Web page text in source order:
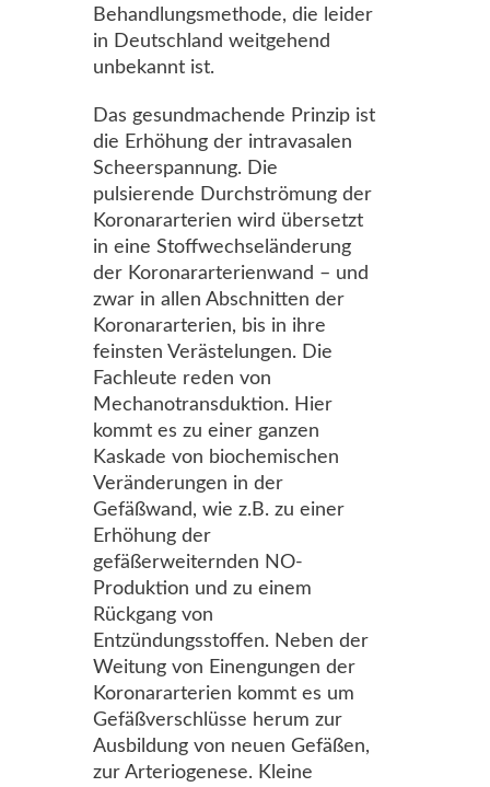
Behandlungsmethode, die leider
in Deutschland weitgehend
unbekannt ist.
Das gesundmachende Prinzip ist
die Erhöhung der intravasalen
Scheerspannung. Die
pulsierende Durchströmung der
Koronararterien wird übersetzt
in eine Stoffwechseländerung
der Koronararterienwand – und
zwar in allen Abschnitten der
Koronararterien, bis in ihre
feinsten Verästelungen. Die
Fachleute reden von
Mechanotransduktion. Hier
kommt es zu einer ganzen
Kaskade von biochemischen
Veränderungen in der
Gefäßwand, wie z.B. zu einer
Erhöhung der
gefäßerweiternden NO-
Produktion und zu einem
Rückgang von
Entzündungsstoffen. Neben der
Weitung von Einengungen der
Koronararterien kommt es um
Gefäßverschlüsse herum zur
Ausbildung von neuen Gefäßen,
zur Arteriogenese. Kleine